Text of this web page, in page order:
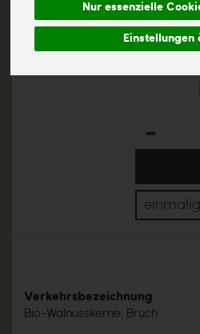
Nur essenzielle
Einstellungen
Knackige Walnusskerne in Stücken
Verkehrsbezeichnung
Bio-Walnusskerne, Bruch